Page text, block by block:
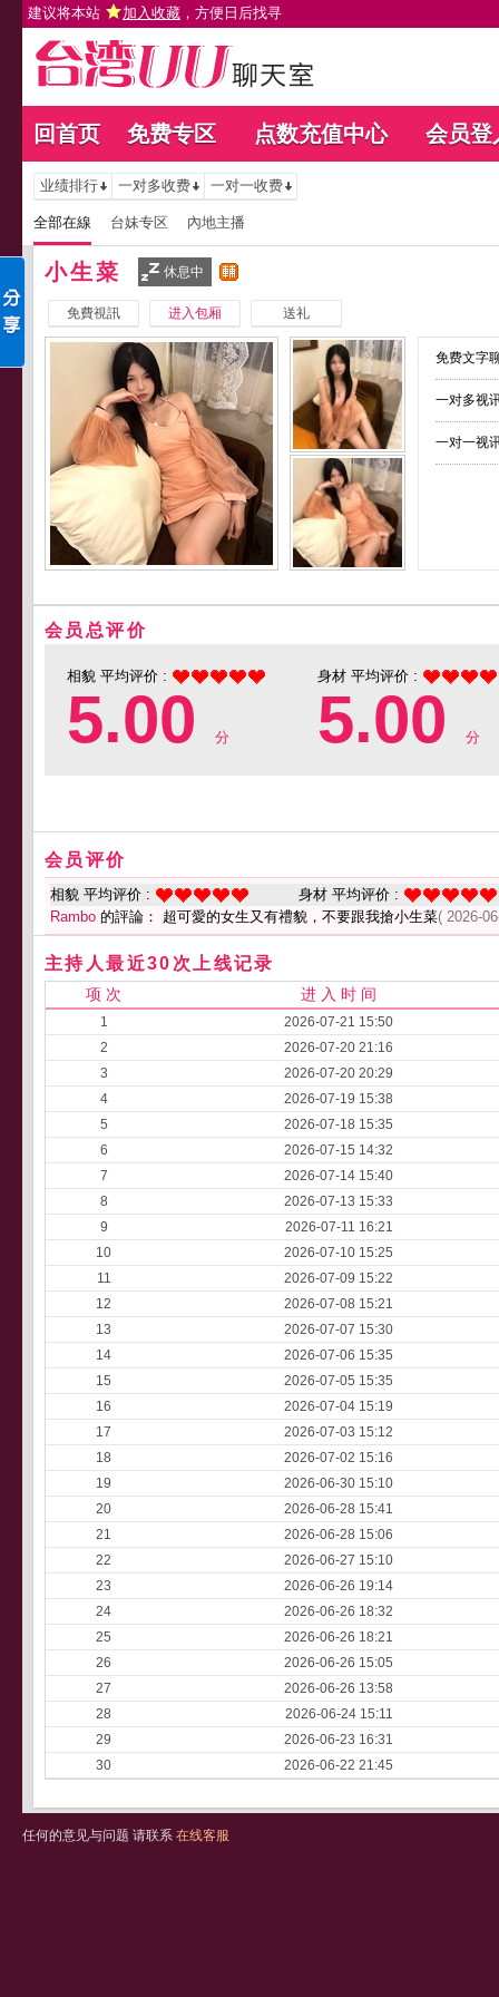
建议将本站 加入收藏 ，方便日后找寻
回首页 免费专区 点数充值中心 会员登
业绩排行 一对多收费 一对一收费
全部在線 台妹专区 內地主播
小生菜 休息中
免費視訊 进入包厢 送礼
免费文字
一对多视
一对一视
会员总评价
相貌 平均评价 :
5.00 分
身材 平均评价 :
5.00 分
会员评价
相貌 平均评价 :
身材 平均评价 :
Rambo 的評論： 超可愛的女生又有禮貌，不要跟我搶小生菜( 2026-
主持人最近30次上线记录
项 次 进 入 时 间
1
2026-07-21 15:50
2
2026-07-20 21:16
3
2026-07-20 20:29
4
2026-07-19 15:38
5
2026-07-18 15:35
6
2026-07-15 14:32
7
2026-07-14 15:40
8
2026-07-13 15:33
9
2026-07-11 16:21
10
2026-07-10 15:25
11
2026-07-09 15:22
12
2026-07-08 15:21
13
2026-07-07 15:30
14
2026-07-06 15:35
15
2026-07-05 15:35
16
2026-07-04 15:19
17
2026-07-03 15:12
18
2026-07-02 15:16
19
2026-06-30 15:10
20
2026-06-28 15:41
21
2026-06-28 15:06
22
2026-06-27 15:10
23
2026-06-26 19:14
24
2026-06-26 18:32
25
2026-06-26 18:21
26
2026-06-26 15:05
27
2026-06-26 13:58
28
2026-06-24 15:11
29
2026-06-23 16:31
30
2026-06-22 21:45
任何的意见与问题 请联系 在线客服